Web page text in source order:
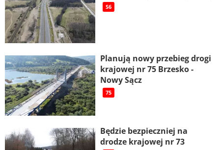
S6
Planują nowy przebieg drogi
krajowej nr 75 Brzesko -
Nowy Sącz
75
Będzie bezpieczniej na
drodze krajowej nr 73